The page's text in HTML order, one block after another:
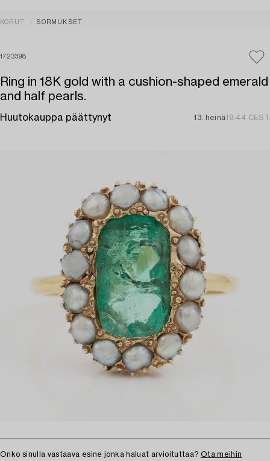
KORUT SORMUKSET
1723398
Ring in 18K gold with a cushion-shaped emerald
and half pearls.
Huutokauppa päättynyt 13. heinä19:44 CEST
Onko sinulla vastaava esine jonka haluat arvioituttaa? Ota meihin